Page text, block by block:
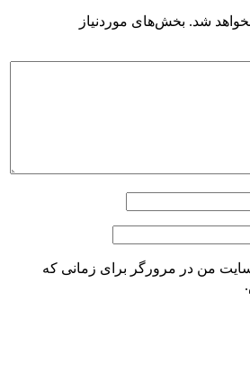
شد. بخش‌های موردنیاز
من در مرورگر برای زمانی که